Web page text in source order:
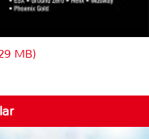
MB)